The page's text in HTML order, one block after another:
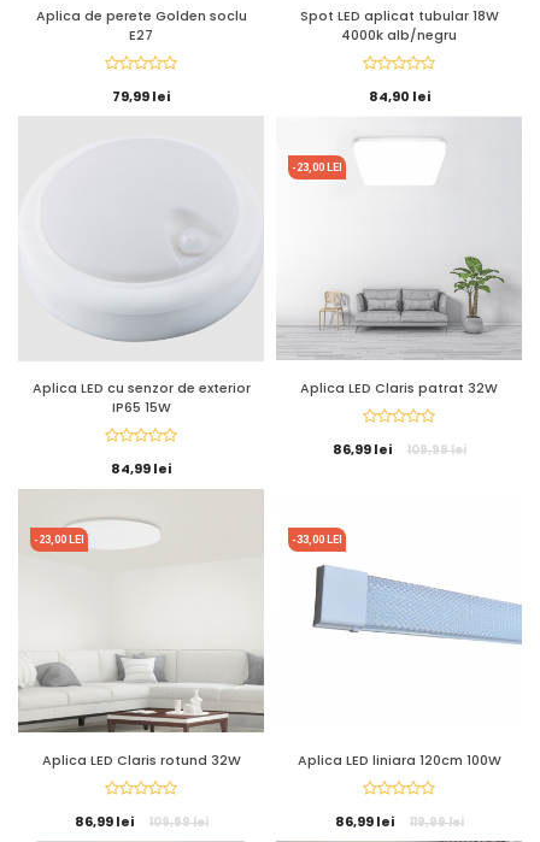
Aplica de perete Golden soclu
E27
79,99 lei
Spot LED aplicat tubular 18W
4000k alb/negru
84,90 lei
Aplica LED cu senzor de exterior
IP65 15W
84,99 lei
-23,00 LEI
Aplica LED Claris patrat 32W
86,99 lei 109,99 lei
-23,00 LEI
Aplica LED Claris rotund 32W
86,99 lei 109,99 lei
-33,00 LEI
Aplica LED liniara 120cm 100W
86,99 lei 119,99 lei